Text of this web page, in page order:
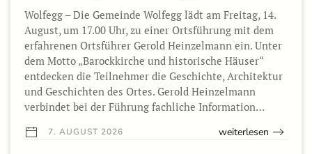
Wolfegg – Die Gemeinde Wolfegg lädt am Freitag, 14.
August, um 17.00 Uhr, zu einer Ortsführung mit dem
erfahrenen Ortsführer Gerold Heinzelmann ein. Unter
dem Motto „Barockkirche und historische Häuser“
entdecken die Teilnehmer die Geschichte, Architektur
und Geschichten des Ortes. Gerold Heinzelmann
verbindet bei der Führung fachliche Information…
7. AUGUST 2026 weiterlesen